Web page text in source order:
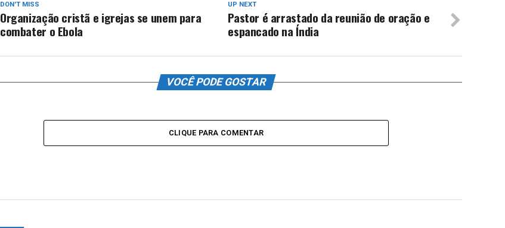
UP NEXT
Pastor é arrastado da reunião de oração e
espancado na Índia
DON'T MISS
Organização cristã e igrejas se unem para
combater o Ebola
VOCÊ PODE GOSTAR
CLIQUE PARA COMENTAR